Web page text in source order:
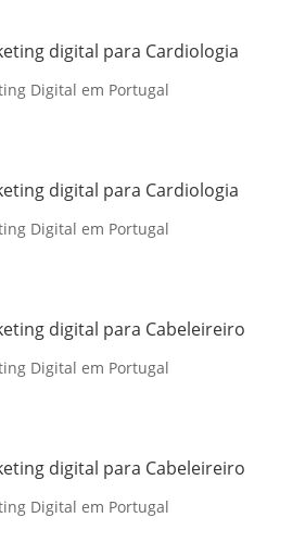
digital para Cardiologia
Digital em Portugal
digital para Cardiologia
Digital em Portugal
digital para Cabeleireiro
Digital em Portugal
digital para Cabeleireiro
Digital em Portugal